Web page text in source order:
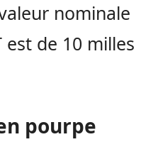
nominale
est de 10 milles
pourpe